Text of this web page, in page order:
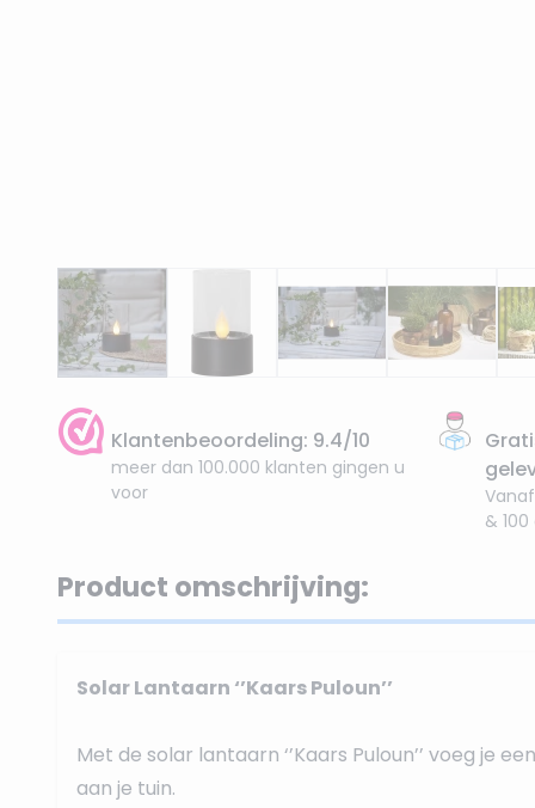
Klantenbeoordeling: 9.4/10
meer dan 100.000 klanten gingen u
voor
Vanaf
&
Product omschrijving:
Solar Lantaarn ‘’Kaars Puloun’’
Met de solar lantaarn ‘’Kaars Puloun’’ voeg je een
aan je tuin.